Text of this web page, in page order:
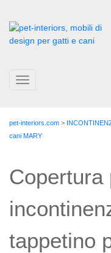
Toggle
pet-interiors.com >
cani MARY
Copertura
tappetino